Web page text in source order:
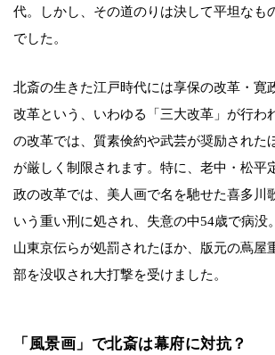
代。しかし、その道のりは決して平坦なも
でした。
北斎の生きた江戸時代には享保の改革・寛
改革という、いわゆる「三大改革」が行わ
の改革では、質素倹約や武芸が奨励された
が厳しく制限されます。特に、老中・松平
政の改革では、美人画で名を馳せた喜多川
いう重い刑に処され、失意の中54歳で病没
山東京伝らが処罰されたほか、版元の蔦屋
部を没収され大打撃を受けました。
「風景画」で北斎は幕府に対抗？